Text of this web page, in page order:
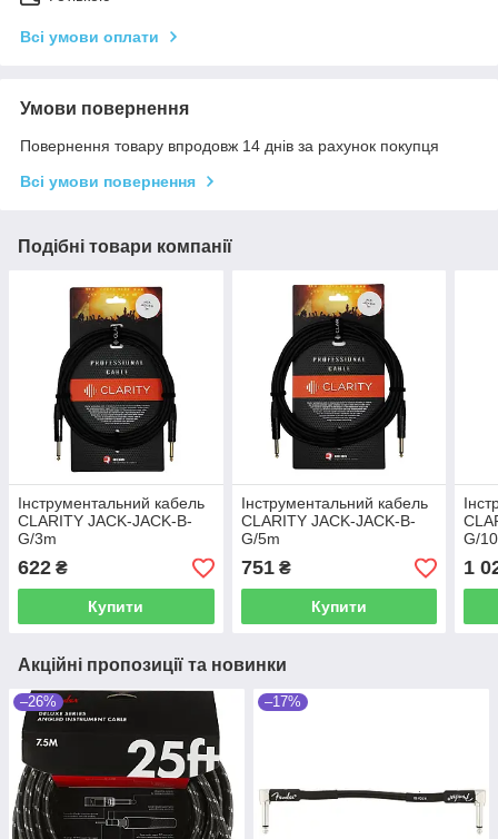
Всі умови оплати
Умови повернення
Повернення товару впродовж 14 днів за рахунок покупця
Всі умови повернення
Подібні товари компанії
Інструментальний кабель
CLARITY JACK-JACK-B-
G/3m
622 ₴
Купити
Інструментальний кабель
CLARITY JACK-JACK-B-
G/5m
751₴
Купити
G/
1
Акційні пропозиції та новинки
–26% –17%